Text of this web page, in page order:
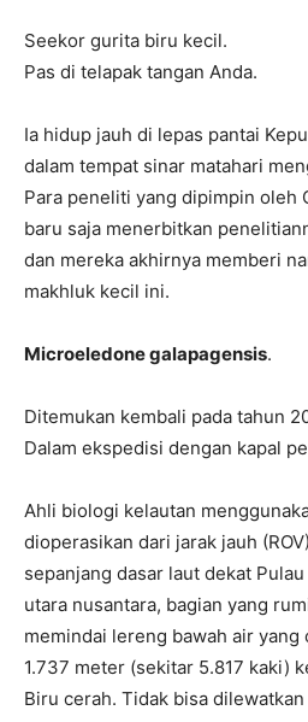
Seekor gurita biru kecil.
Pas di telapak tangan Anda.
Ia hidup jauh di lepas pantai
dalam tempat sinar matahari
Para peneliti yang dipimpin oleh
baru saja menerbitkan
dan mereka akhirnya memberi
makhluk kecil ini.
Microeledone galapagensis.
Ditemukan kembali pada tahun
Dalam ekspedisi dengan kapal
Ahli biologi kelautan
dioperasikan dari jarak jauh
sepanjang dasar laut dekat
utara nusantara, bagian yang
memindai lereng bawah air yang
1.737 meter (sekitar 5.817 kaki)
Biru cerah. Tidak bisa